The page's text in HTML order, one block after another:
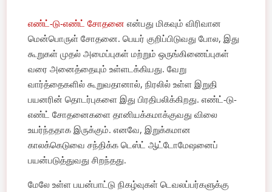
எண்ட்-டு-எண்ட் சோதனை என்பது மிகவும் விரிவான
மென்பொருள் சோதனை. பெயர் குறிப்பிடுவது போல, இது
கூறுகள் முதல் அமைப்புகள் மற்றும் ஒருங்கிணைப்புகள்
வரை அனைத்தையும் உள்ளடக்கியது. வேறு
வார்த்தைகளில் கூறுவதானால், நிரலில் உள்ள இறுதி
பயனரின் தொடர்புகளை இது பிரதிபலிக்கிறது. எண்ட்-டு-
எண்ட் சோதனைகளை தானியக்கமாக்குவது விலை
உயர்ந்ததாக இருக்கும். எனவே, இறுக்கமான
காலக்கெடுவை சந்திக்க டெஸ்ட் ஆட்டோமேஷனைப்
பயன்படுத்துவது சிறந்தது.
மேலே உள்ள பயன்பாட்டு நிகழ்வுகள் டெவலப்பர்களுக்கு